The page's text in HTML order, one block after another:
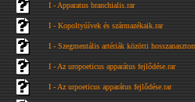
I - Apparatus branchialis.rar
I - Kopoltyúívek és származékaik.rar
I - Szegmentális artériák közötti
I - Az uropoeticus apparátus fejlődése.rar
I - Az urpoeticus apparátus fejlődése.rar